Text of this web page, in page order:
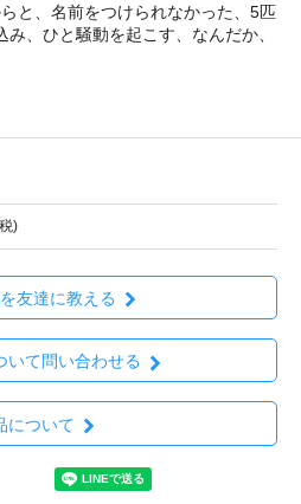
と、名前をつけられなかった、5匹
、ひと騒動を起こす、なんだか、
)
友達に教える
いて問い合わせる
について